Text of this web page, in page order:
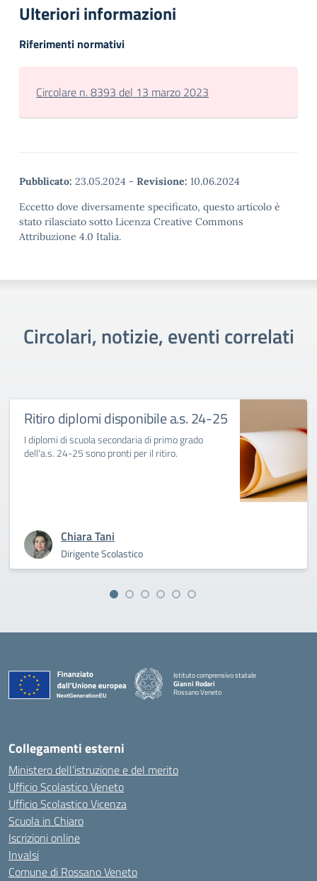
Ulteriori informazioni
Riferimenti normativi
Circolare n. 8393 del 13 marzo 2023
Pubblicato: 23.05.2024 - Revisione: 10.06.2024
Eccetto dove diversamente specificato, questo articolo è
stato rilasciato sotto Licenza Creative Commons
Attribuzione 4.0 Italia.
Circolari, notizie, eventi correlati
Ritiro diplomi disponibile a.s. 24-25
I diplomi di scuola secondaria di primo grado
dell'a.s. 24-25 sono pronti per il ritiro.
Chiara Tani
Dirigente Scolastico
Istituto comprensivo statale
Gianni Rodari
Rossano Veneto
Collegamenti esterni
Ministero dell’istruzione e del merito
Ufficio Scolastico Veneto
Ufficio Scolastico Vicenza
Scuola in Chiaro
Iscrizioni online
Invalsi
Comune di Rossano Veneto